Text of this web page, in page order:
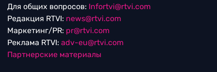
Для общих вопросов: Infortvi@rtvi.com
Редакция RTVI: news@rtvi.com
Маркетинг/PR: pr@rtvi.com
Реклама RTVI: adv-eu@rtvi.com
Партнерские материалы